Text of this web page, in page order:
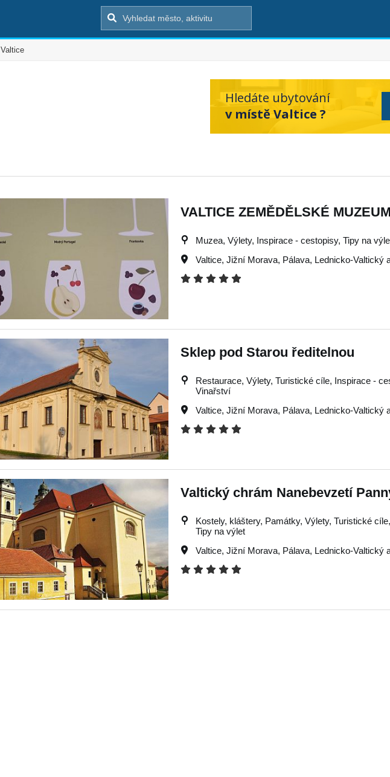
Valtice
Hledáte ubytování
v místě Valtice ?
VALTICE ZEMĚDĚLSKÉ MUZEUM
Muzea, Výlety, Inspirace - cestopisy, Tipy na
Valtice, Jižní Morava, Pálava, Lednicko-Valtický
Sklep pod Starou ředitelnou
Restaurace, Výlety, Turistické cíle, Inspirace -
Vinařství
Valtice, Jižní Morava, Pálava, Lednicko-Valtický
Valtický chrám Nanebevzetí
Kostely, kláštery, Památky, Výlety, Turistické
Tipy na výlet
Valtice, Jižní Morava, Pálava, Lednicko-Valtický